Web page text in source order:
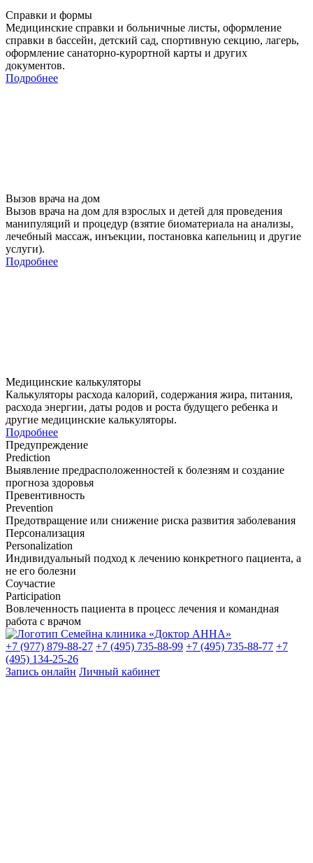
Справки и формы
Медицинские справки и больничные листы, оформление
справки в бассейн, детский сад, спортивную секцию, лагерь,
оформление санаторно-курортной карты и других
документов.
Подробнее
Вызов врача на дом
Вызов врача на дом для взрослых и детей для проведения
манипуляций и процедур (взятие биоматериала на анализы,
лечебный массаж, инъекции, постановка капельниц и другие
услуги).
Подробнее
Медицинские калькуляторы
Калькуляторы расхода калорий, содержания жира, питания,
расхода энергии, даты родов и роста будущего ребенка и
другие медицинские калькуляторы.
Подробнее
Предупреждение
Prediction
Выявление предрасположенностей к болезням и создание
прогноза здоровья
Превентивность
Prevention
Предотвращение или снижение риска развития заболевания
Персонализация
Personalization
Индивидуальный подход к лечению конкретного пациента, а
не его болезни
Соучастие
Participation
Вовлеченность пациента в процесс лечения и командная
работа с врачом
+7 (977) 879-88-27 +7 (495) 735-88-99 +7 (495) 735-88-77 +7
(495) 134-25-26
Запись онлайн Личный кабинет